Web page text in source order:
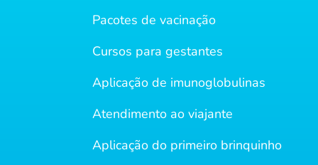
Pacotes de vacinação
Cursos para gestantes
Aplicação de imunoglobulinas
Atendimento ao viajante
Aplicação do primeiro brinquinho